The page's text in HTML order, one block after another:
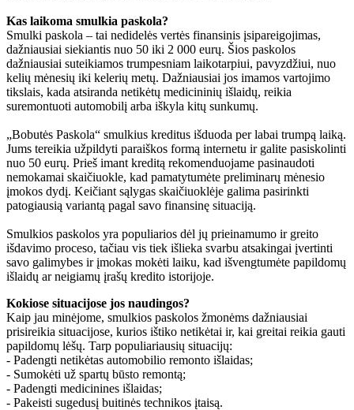
Kas laikoma smulkia paskola?
Smulki paskola – tai nedidelės vertės finansinis įsipareigojimas,
dažniausiai siekiantis nuo 50 iki 2 000 eurų. Šios paskolos
dažniausiai suteikiamos trumpesniam laikotarpiui, pavyzdžiui, nuo
kelių mėnesių iki kelerių metų. Dažniausiai jos imamos vartojimo
tikslais, kada atsiranda netikėtų medicininių išlaidų, reikia
suremontuoti automobilį arba iškyla kitų sunkumų.
„Bobutės Paskola“ smulkius kreditus išduoda per labai trumpą laiką.
Jums tereikia užpildyti paraiškos formą internetu ir galite pasiskolinti
nuo 50 eurų. Prieš imant kreditą rekomenduojame pasinaudoti
nemokamai skaičiuokle, kad pamatytumėte preliminarų mėnesio
įmokos dydį. Keičiant sąlygas skaičiuoklėje galima pasirinkti
patogiausią variantą pagal savo finansinę situaciją.
Smulkios paskolos yra populiarios dėl jų prieinamumo ir greito
išdavimo proceso, tačiau vis tiek išlieka svarbu atsakingai įvertinti
savo galimybes ir įmokas mokėti laiku, kad išvengtumėte papildomų
išlaidų ar neigiamų įrašų kredito istorijoje.
Kokiose situacijose jos naudingos?
Kaip jau minėjome, smulkios paskolos žmonėms dažniausiai
prisireikia situacijose, kurios ištiko netikėtai ir, kai greitai reikia gauti
papildomų lėšų. Tarp populiariausių situacijų:
- Padengti netikėtas automobilio remonto išlaidas;
- Sumokėti už spartų būsto remontą;
- Padengti medicinines išlaidas;
- Pakeisti sugedusį buitinės technikos įtaisą.